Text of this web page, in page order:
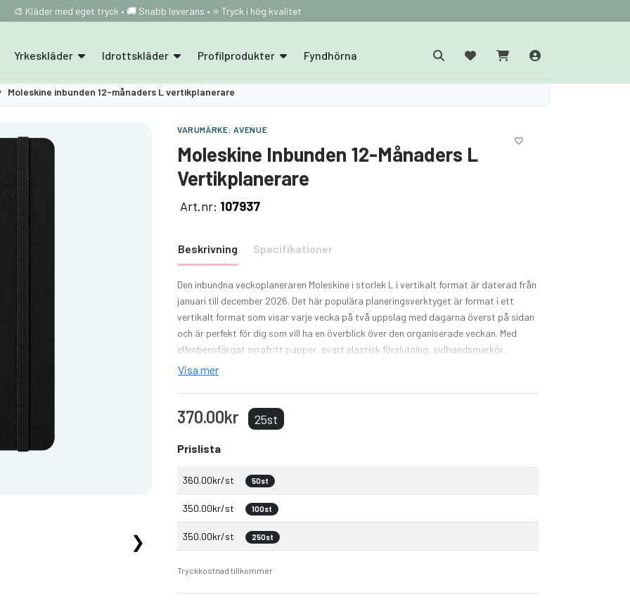
🎨 Kläder med eget tryck • 🚚 Snabb leverans • ⭐ Tryck i hög kvalitet
Yrkeskläder Idrottskläder Profilprodukter Fyndhörna
Moleskine inbunden 12-månaders L vertikplanerare
❯
VARUMÄRKE: AVENUE
Moleskine Inbunden 12-Månaders L
Vertikplanerare
Art.nr: 107937
Beskrivning Specifikationer
Den inbundna veckoplaneraren Moleskine i storlek L i vertikalt format är daterad från
januari till december 2026. Det här populära planeringsverktyget är format i ett
vertikalt format som visar varje vecka på två uppslag med dagarna överst på sidan
och är perfekt för dig som vill ha en överblick över den organiserade veckan. Med
elfenbensfärgat syrafritt papper, svart elastisk förslutning, sidbandsmarkör,
färgkoordinerad expanderbar innerficka och klistermärken för personlig anpassning
Visa mer
370.00kr 25st
Prislista
360.00kr/st 50st
350.00kr/st 100st
350.00kr/st 250st
Tryckkostnad tillkommer